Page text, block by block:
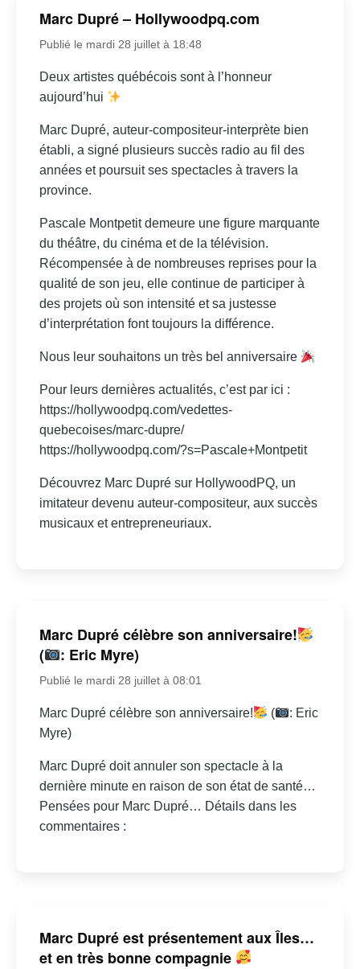
Marc Dupré – Hollywoodpq.com
Publié le mardi 28 juillet à 18:48
Deux artistes québécois sont à l’honneur
aujourd’hui
Marc Dupré, auteur-compositeur-interprète bien
établi, a signé plusieurs succès radio au fil des
années et poursuit ses spectacles à travers la
province.
Pascale Montpetit demeure une figure marquante
du théâtre, du cinéma et de la télévision.
Récompensée à de nombreuses reprises pour la
qualité de son jeu, elle continue de participer à
des projets où son intensité et sa justesse
d’interprétation font toujours la différence.
Nous leur souhaitons un très bel anniversaire
Pour leurs dernières actualités, c’est par ici :
https://hollywoodpq.com/vedettes-
quebecoises/marc-dupre/
https://hollywoodpq.com/?s=Pascale+Montpetit
Découvrez Marc Dupré sur HollywoodPQ, un
imitateur devenu auteur-compositeur, aux succès
musicaux et entrepreneuriaux.
Marc Dupré célèbre son anniversaire!
(
: Eric Myre)
Publié le mardi 28 juillet à 08:01
Marc Dupré célèbre son anniversaire! (
: Eric
Myre)
Marc Dupré doit annuler son spectacle à la
dernière minute en raison de son état de santé…
Pensées pour Marc Dupré… Détails dans les
commentaires :
Marc Dupré est présentement aux Îles…
et en très bonne compagnie